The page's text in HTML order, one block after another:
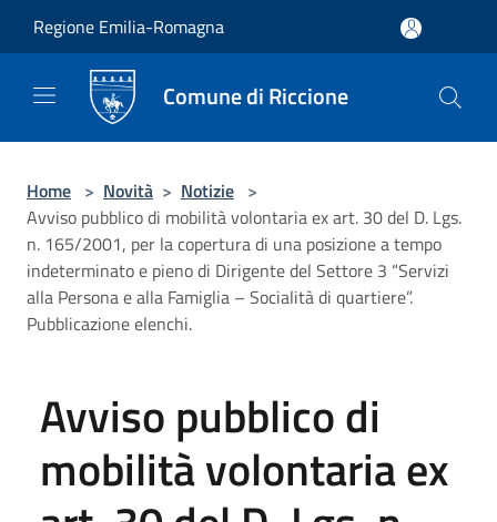
Regione Emilia-Romagna
Comune di Riccione
Home > Novità > Notizie >
Avviso pubblico di mobilità volontaria ex art. 30 del D. Lgs.
n. 165/2001, per la copertura di una posizione a tempo
indeterminato e pieno di Dirigente del Settore 3 “Servizi
alla Persona e alla Famiglia – Socialità di quartiere”.
Pubblicazione elenchi.
Avviso pubblico di
mobilità volontaria ex